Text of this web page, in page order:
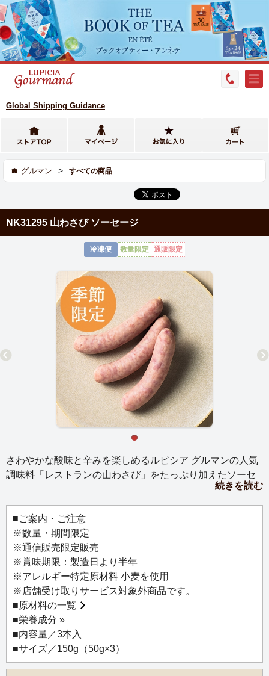
Global Shipping Guidance
グルマン > すべての商品
NK31295 山わさび ソーセージ
冷凍便 数量限定 通販限定
さわやかな酸味と辛みを楽しめるルピシア グルマンの人気
調味料「レストランの山わさび」をたっぷり加えたソーセ
ージです。北海道産豚の粗挽き肉を使ったプリッとした食
感と、ジューシーな中に香るツンとした辛みがクセになり
ます。
【お召し上がり方】
冷蔵庫で12時間を目安に解凍し、フライパンなどで軽く焼
き目をつけるか、沸騰したお湯で3分程度ゆでてください。
または、冷凍のまま沸騰したお湯で5分程度ゆでてくださ
い。
※解凍後はお早めにお召し上がりください。
※外装袋のままの湯煎はご遠慮ください。
続きを読む
■ご案内・ご注意
※数量・期間限定
※通信販売限定販売
※賞味期限：製造日より半年
※アレルギー特定原材料 小麦を使用
※店舗受け取りサービス対象外商品です。
■原材料の一覧
■栄養成分 »
■内容量／3本入
■サイズ／150g（50g×3）